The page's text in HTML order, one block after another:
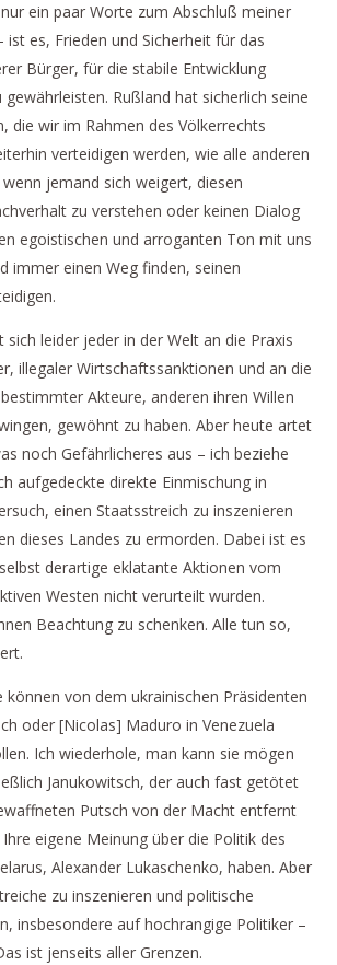
ein paar Worte zum Abschluß meiner
ist es, Frieden und Sicherheit für das
Bürger, für die stabile Entwicklung
Rußland hat sicherlich seine
die wir im Rahmen des Völkerrechts
verteidigen werden, wie alle anderen
jemand sich weigert, diesen
zu verstehen oder keinen Dialog
egoistischen und arroganten Ton mit uns
immer einen Weg finden, seinen
sich leider jeder in der Welt an die Praxis
illegaler Wirtschaftssanktionen und an die
Akteure, anderen ihren Willen
gewöhnt zu haben. Aber heute artet
noch Gefährlicheres aus – ich beziehe
aufgedeckte direkte Einmischung in
einen Staatsstreich zu inszenieren
dieses Landes zu ermorden. Dabei ist es
derartige eklatante Aktionen vom
Westen nicht verurteilt wurden.
Beachtung zu schenken. Alle tun so,
können von dem ukrainischen Präsidenten
oder [Nicolas] Maduro in Venezuela
Ich wiederhole, man kann sie mögen
Janukowitsch, der auch fast getötet
Putsch von der Macht entfernt
eigene Meinung über die Politik des
Alexander Lukaschenko, haben. Aber
zu inszenieren und politische
insbesondere auf hochrangige Politiker –
ist jenseits aller Grenzen.